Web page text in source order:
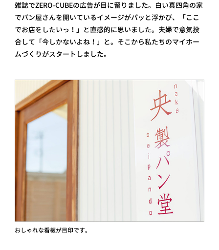
雑誌でZERO-CUBEの広告が目に留りました。白い真四角の家
でパン屋さんを開いているイメージがパッと浮かび、「ここ
でお店をしたいっ！」と直感的に思いました。夫婦で意気投
合して「今しかないよね！」と。そこから私たちのマイホー
ムづくりがスタートしました。
おしゃれな看板が目印です。